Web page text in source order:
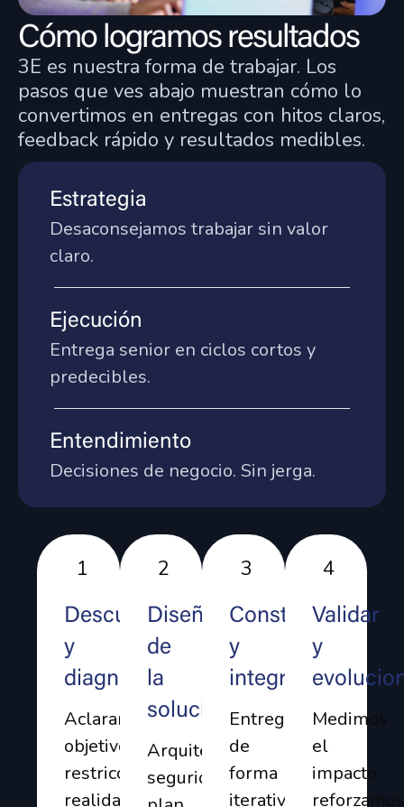
Deveco participa en EVAR-Twin, un proyecto
de I+D que combina inteligencia artificial,
gemelos digitales y simulación CFD para
predecir el riesgo trombogénico tras cirugía
vascular endovascular.
Ver proyecto
IA y aprendizaje automático
Ingeniería de software a medida
Salud y tecnología médica
Automatización de procesos
Cómo logramos resultados
3E es nuestra forma de trabajar. Los
pasos que ves abajo muestran cómo lo
convertimos en entregas con hitos claros,
feedback rápido y resultados medibles.
Estrategia
Desaconsejamos trabajar sin valor
claro.
Ejecución
Entrega senior en ciclos cortos y
predecibles.
Entendimiento
Decisiones de negocio. Sin jerga.
1
Descubrimiento
y
diagnóstico
Aclaramos
objetivos,
restricciones,
realidad
2
Diseño
de
la
solución
Arquitectura,
seguridad,
3
Construir
y
integrar
Entregamos
de
forma
iterativa,
4
Validar
y
Medimos
el
impacto,
reforzamos